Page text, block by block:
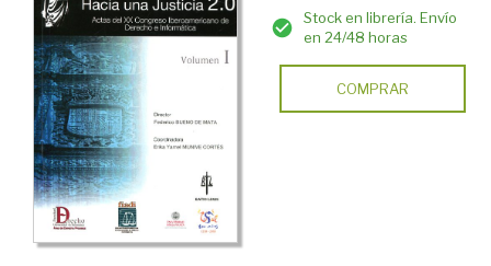
Stock en librería. Envío
en 24/48 horas
COMPRAR